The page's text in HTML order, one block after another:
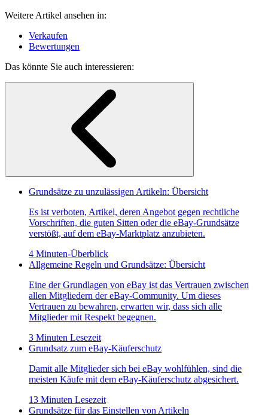
Weitere Artikel ansehen in:
Verkaufen
Bewertungen
Das könnte Sie auch interessieren:
Grundsätze zu unzulässigen Artikeln: Übersicht
Es ist verboten, Artikel, deren Angebot gegen rechtliche
Vorschriften, die guten Sitten oder die eBay-Grundsätze
verstößt, auf dem eBay-Marktplatz anzubieten.
4 Minuten-Überblick
Allgemeine Regeln und Grundsätze: Übersicht
Eine der Grundlagen von eBay ist das Vertrauen zwischen
allen Mitgliedern der eBay-Community. Um dieses
Vertrauen zu bewahren, erwarten wir, dass sich alle
Mitglieder mit Respekt begegnen.
3 Minuten Lesezeit
Grundsatz zum eBay-Käuferschutz
Damit alle Mitglieder sich bei eBay wohlfühlen, sind die
meisten Käufe mit dem eBay-Käuferschutz abgesichert.
13 Minuten Lesezeit
Grundsätze für das Einstellen von Artikeln